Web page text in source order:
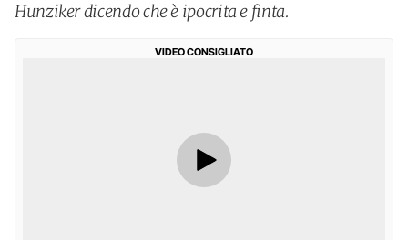
Hunziker dicendo che è ipocrita e finta.
VIDEO CONSIGLIATO